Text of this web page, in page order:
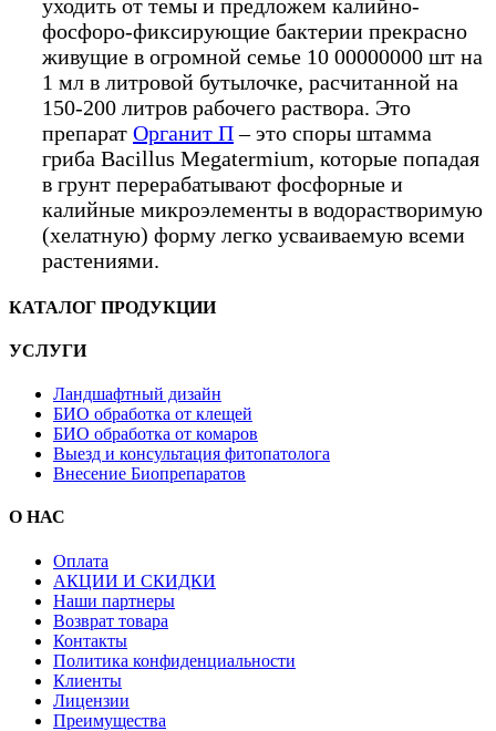
уходить от темы и предложем калийно-
фосфоро-фиксирующие бактерии прекрасно
живущие в огромной семье 10 00000000 шт на
1 мл в литровой бутылочке, расчитанной на
150-200 литров рабочего раствора. Это
препарат Органит П– это споры штамма
гриба Bacillus Megatermium, которые попадая
в грунт перерабатывают фосфорные и
калийные микроэлементы в водорастворимую
(хелатную) форму легко усваиваемую всеми
растениями.
КАТАЛОГ ПРОДУКЦИИ
УСЛУГИ
Ландшафтный дизайн
БИО обработка от клещей
БИО обработка от комаров
Выезд и консультация фитопатолога
Внесение Биопрепаратов
О НАС
Оплата
АКЦИИ И СКИДКИ
Наши партнеры
Возврат товара
Контакты
Политика конфиденциальности
Клиенты
Лицензии
Преимущества